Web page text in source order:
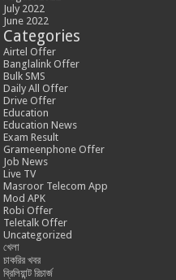
July 2022
June 2022
Categories
Airtel Offer
Banglalink Offer
Bulk SMS
Daily All Offer
Drive Offer
Education
Education News
Exam Result
Grameenphone Offer
Job News
Live TV
Masroor Telecom App
Mod APK
Robi Offer
Teletalk Offer
Uncategorized
খেলা
চাকরির খবর
ব্রিলিয়ান্ট রিচার্জ